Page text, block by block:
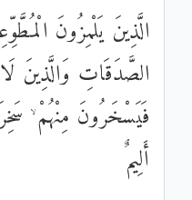
الَّذِينَ يَلْمِزُونَ
الصَّدَقَاتِ وَالَّذِينَ
فَيَسْخَرُونَ مِنْهُمْ
أَلِيمٌ